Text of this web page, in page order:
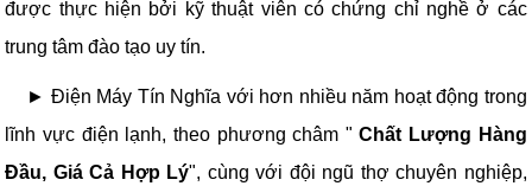
được thực hiện bởi kỹ thuật viên có chứng chỉ nghề ở các
trung tâm đào tạo uy tín.
► Điện Máy Tín Nghĩa với hơn nhiều năm hoạt động trong
lĩnh vực điện lạnh, theo phương châm "Chất Lượng Hàng
Đầu, Giá Cả Hợp Lý", cùng với đội ngũ thợ chuyên nghiệp,